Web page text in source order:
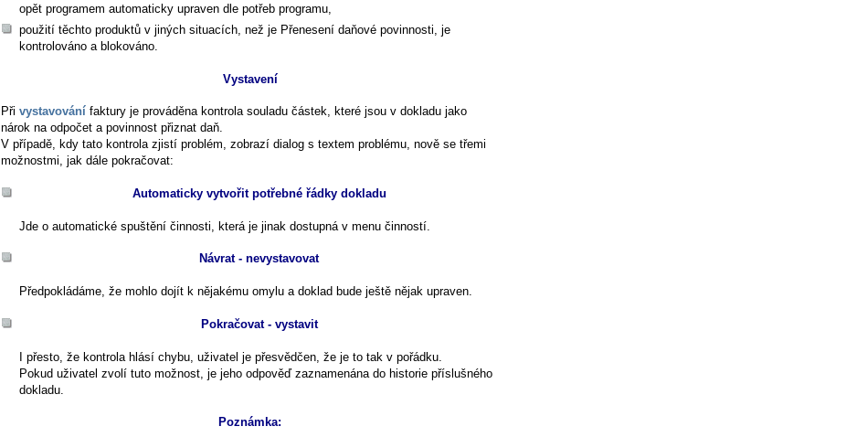
opět programem automaticky upraven dle potřeb programu,
použití těchto produktů v jiných situacích, než je Přenesení daňové povinnosti, je
kontrolováno a blokováno.
Vystavení
Při vystavování faktury je prováděna kontrola souladu částek, které jsou v dokladu jako
nárok na odpočet a povinnost přiznat daň.
V případě, kdy tato kontrola zjistí problém, zobrazí dialog s textem problému, nově se třemi
možnostmi, jak dále pokračovat:
Automaticky vytvořit potřebné řádky dokladu
Jde o automatické spuštění činnosti, která je jinak dostupná v menu činností.
Návrat - nevystavovat
Předpokládáme, že mohlo dojít k nějakému omylu a doklad bude ještě nějak upraven.
Pokračovat - vystavit
I přesto, že kontrola hlásí chybu, uživatel je přesvědčen, že je to tak v pořádku.
Pokud uživatel zvolí tuto možnost, je jeho odpověď zaznamenána do historie příslušného
dokladu.
Poznámka: